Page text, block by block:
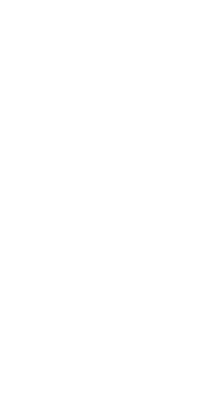
performance